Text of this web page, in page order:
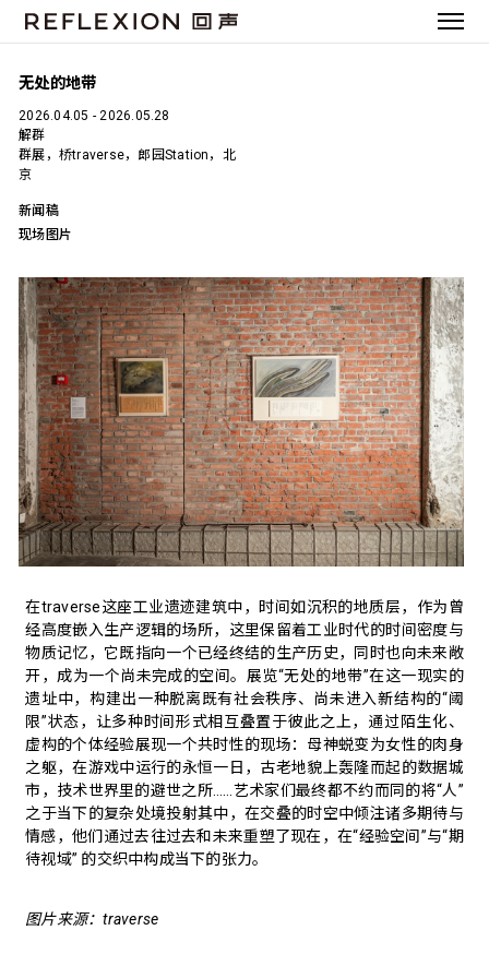
无处的地带
2026.04.05 - 2026.05.28
解群
群展，桥traverse，郎园Station，北
京
新闻稿
现场图片
在traverse这座工业遗迹建筑中，时间如沉积的地质层，作为曾
经高度嵌入生产逻辑的场所，这里保留着工业时代的时间密度与
物质记忆，它既指向一个已经终结的生产历史，同时也向未来敞
开，成为一个尚未完成的空间。展览“无处的地带”在这一现实的
遗址中，构建出一种脱离既有社会秩序、尚未进入新结构的“阈
限”状态，让多种时间形式相互叠置于彼此之上，通过陌生化、
虚构的个体经验展现一个共时性的现场：母神蜕变为女性的肉身
之躯，在游戏中运行的永恒一日，古老地貌上轰隆而起的数据城
市，技术世界里的避世之所……艺术家们最终都不约而同的将“人”
之于当下的复杂处境投射其中，在交叠的时空中倾注诸多期待与
情感，他们通过去往过去和未来重塑了现在，在“经验空间”与“期
待视域” 的交织中构成当下的张力。
图片来源：traverse